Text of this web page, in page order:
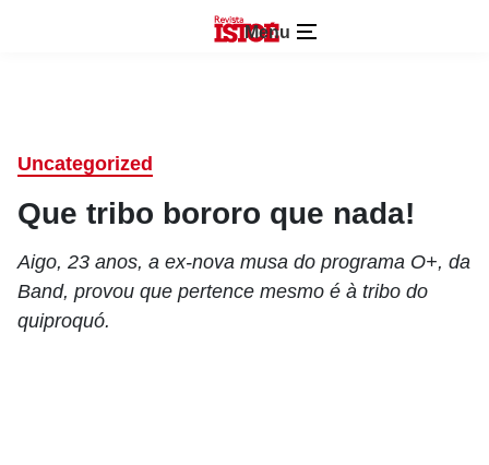
Menu
Uncategorized
Que tribo bororo que nada!
Aigo, 23 anos, a ex-nova musa do programa O+, da
Band, provou que pertence mesmo é à tribo do
quiproquó.